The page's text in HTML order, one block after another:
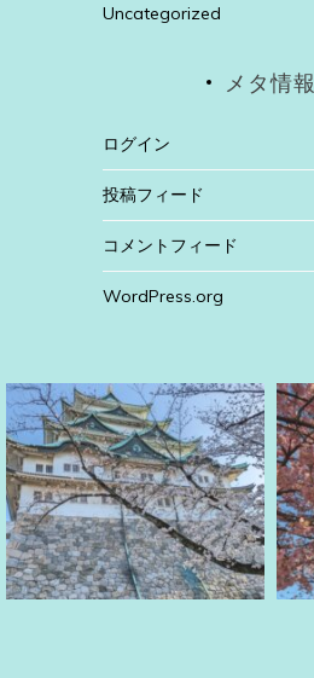
Uncategorized
メタ情報
ログイン
投稿フィード
コメントフィード
WordPress.org